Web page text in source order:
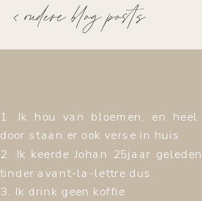
< oudere blog posts
1. Ik hou van bloemen, en
door staan er ook verse in huis
2. Ik keerde Johan 25jaar
tinder avant-la-lettre dus
3. Ik drink geen koffie